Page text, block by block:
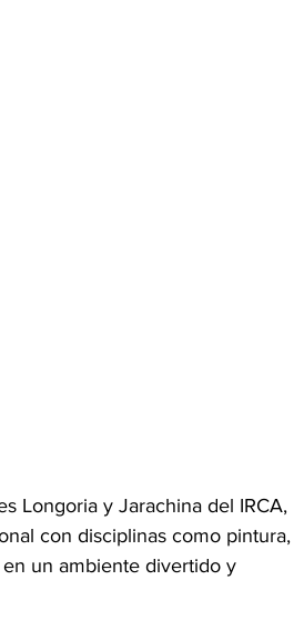
Longoria y Jarachina del IRCA,
con disciplinas como pintura,
un ambiente divertido y